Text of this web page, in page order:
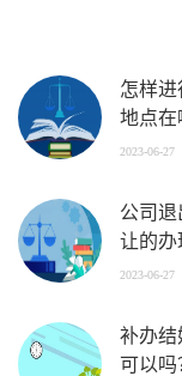
怎样
地点在
2023-06-27
公司
让的办
2023-06-27
补办结
可以吗